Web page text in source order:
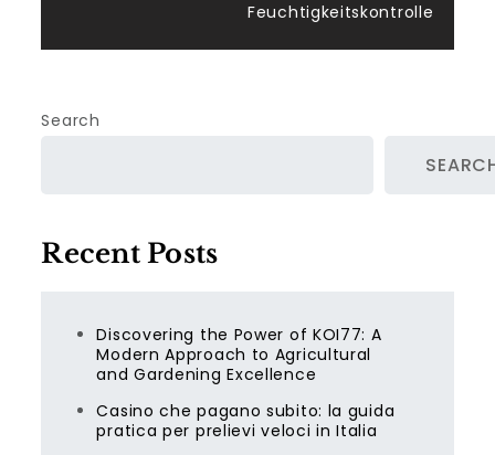
Feuchtigkeitskontrolle
Search
Recent Posts
Discovering the Power of KOI77: A
Modern Approach to Agricultural
and Gardening Excellence
Casino che pagano subito: la guida
pratica per prelievi veloci in Italia